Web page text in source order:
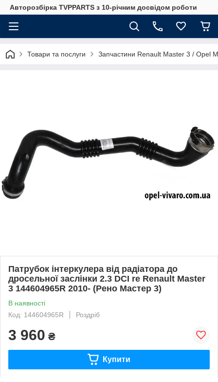
Авторозбірка TVPPARTS з 10-річним досвідом роботи
Товари та послуги Запчастини Renault Master 3 / Opel
Патрубок інтеркулера від радіатора до
дросельної заслінки 2.3 DCI re Renault Master
3 144604965R 2010- (Рено Мастер 3)
В наявності
Код: 144604965R
Роздріб
3 960 ₴
Купити